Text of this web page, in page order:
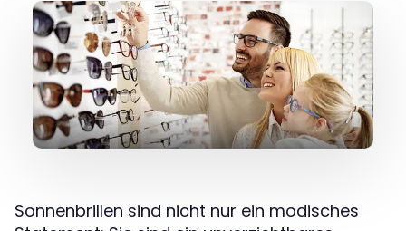
Sonnenbrillen sind nicht nur ein modisches